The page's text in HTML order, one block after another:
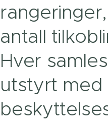
antall
Hver
utstyrt